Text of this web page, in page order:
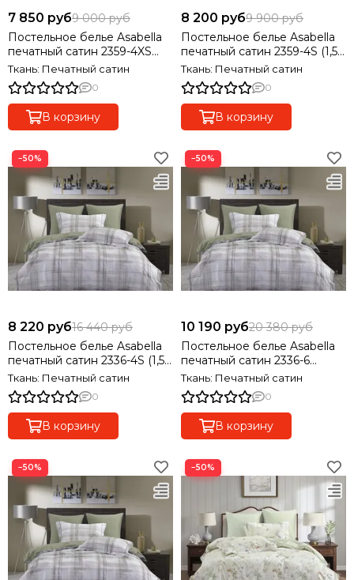
7 850 руб9 000 руб
Постельное белье Asabella
печатный сатин 2359-4XS
(1,5-спальный), 2 наволочки
Ткань: Печатный сатин
0
В корзину
8 200 руб9 900 руб
Постельное белье Asabella
печатный сатин 2359-4S (1,5-
спальный), 2 наволочки
Ткань: Печатный сатин
0
В корзину
−50%
8 220 руб16 440 руб
Постельное белье Asabella
печатный сатин 2336-4S (1,5-
спальный), 2 наволочки
Ткань: Печатный сатин
0
В корзину
−50%
10 190 руб20 380 руб
Постельное белье Asabella
печатный сатин 2336-6
(евро), 4 наволочки
Ткань: Печатный сатин
0
В корзину
−50% −50%